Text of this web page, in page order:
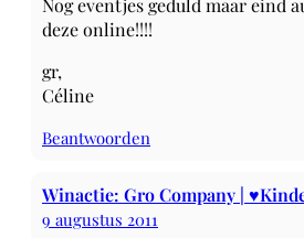
Nog eventjes geduld maar eind
deze online!!!!
gr,
Céline
Beantwoorden
Winactie: Gro Company |
9 augustus 2011